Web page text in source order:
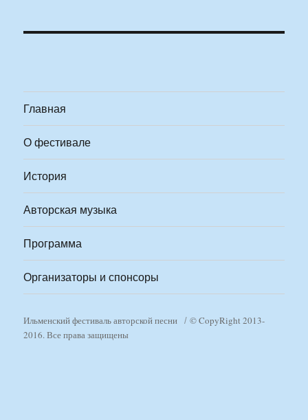
Главная
О фестивале
История
Авторская музыка
Программа
Организаторы и спонсоры
Ильменский фестиваль авторской песни
© CopyRight 2013-
2016. Все права защищены